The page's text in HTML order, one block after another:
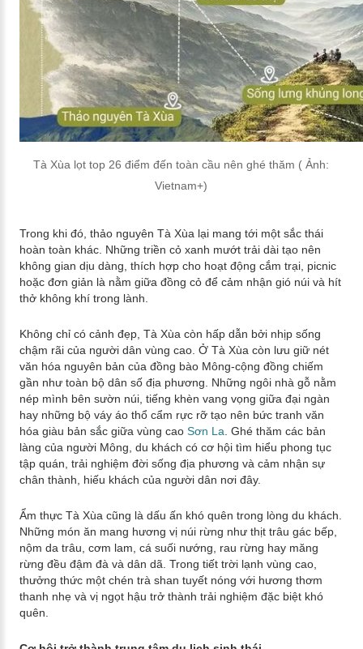
Tà Xùa lọt top 26 điểm đến toàn cầu nên ghé thăm ( Ảnh:
Vietnam+)
Trong khi đó, thảo nguyên Tà Xùa lại mang tới một sắc thái
hoàn toàn khác. Những triền cỏ xanh mướt trải dài tạo nên
không gian dịu dàng, thích hợp cho hoạt động cắm trại, picnic
hoặc đơn giản là nằm giữa đồng cỏ để cảm nhận gió núi và hít
thở không khí trong lành.
Không chỉ có cảnh đẹp, Tà Xùa còn hấp dẫn bởi nhịp sống
chậm rãi của người dân vùng cao. Ở Tà Xùa còn lưu giữ nét
văn hóa nguyên bản của đồng bào Mông-cộng đồng chiếm
gần như toàn bộ dân số địa phương. Những ngôi nhà gỗ nằm
nép mình bên sườn núi, tiếng khèn vang vọng giữa đại ngàn
hay những bộ váy áo thổ cẩm rực rỡ tạo nên bức tranh văn
hóa giàu bản sắc giữa vùng cao Sơn La . Ghé thăm các bản
làng của người Mông, du khách có cơ hội tìm hiểu phong tục
tập quán, trải nghiệm đời sống địa phương và cảm nhận sự
chân thành, hiếu khách của người dân nơi đây.
Ẩm thực Tà Xùa cũng là dấu ấn khó quên trong lòng du khách.
Những món ăn mang hương vị núi rừng như thịt trâu gác bếp,
nộm da trâu, cơm lam, cá suối nướng, rau rừng hay măng
rừng đều đậm đà và dân dã. Trong tiết trời lạnh vùng cao,
thưởng thức một chén trà shan tuyết nóng với hương thơm
thanh nhẹ và vị ngọt hậu trở thành trải nghiệm đặc biệt khó
quên.